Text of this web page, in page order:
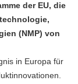
der EU, die
(NMP) von
in Europa für